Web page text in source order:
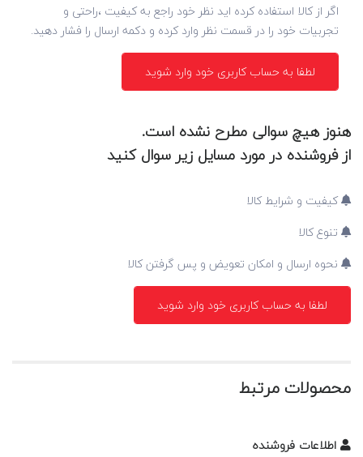
اگر از کالا استفاده کرده اید نظر خود راجع به کیفیت ،راحتی و
تجربیات خود را در قسمت نظر وارد کرده و دکمه ارسال را فشار دهید.
لطفا به حساب کاربری خود وارد شوید
هنوز هیچ سوالی مطرح نشده است.
از فروشنده در مورد مسایل زیر سوال کنید
کیفیت و شرایط کالا
تنوع کالا
نحوه ارسال و امکان تعویض و پس گرفتن کالا
لطفا به حساب کاربری خود وارد شوید
محصولات مرتبط
اطلاعات فروشنده